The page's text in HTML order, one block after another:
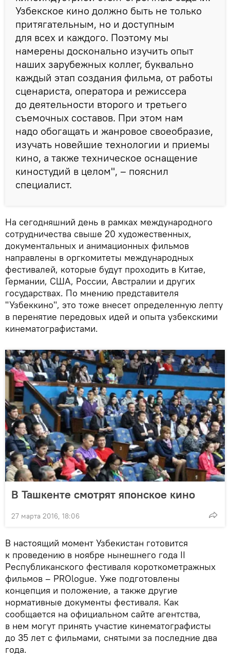
Узбекское кино должно быть не только
притягательным, но и доступным
для всех и каждого. Поэтому мы
намерены досконально изучить опыт
наших зарубежных коллег, буквально
каждый этап создания фильма, от работы
сценариста, оператора и режиссера
до деятельности второго и третьего
съемочных составов. При этом нам
надо обогащать и жанровое своеобразие,
изучать новейшие технологии и приемы
кино, а также техническое оснащение
киностудий в целом", – пояснил
специалист.
На сегодняшний день в рамках международного
сотрудничества свыше 20 художественных,
документальных и анимационных фильмов
направлены в оргкомитеты международных
фестивалей, которые будут проходить в Китае,
Германии, США, России, Австралии и других
государствах. По мнению представителя
"Узбеккино", это тоже внесет определенную лепту
в перенятие передовых идей и опыта узбекскими
кинематографистами.
В Ташкенте смотрят японское кино
27 марта 2016, 18:06
В настоящий момент Узбекистан готовится
к проведению в ноябре нынешнего года II
Республиканского фестиваля короткометражных
фильмов – PROlogue. Уже подготовлены
концепция и положение, а также другие
нормативные документы фестиваля. Как
сообщается на официальном сайте агентства,
в нем могут принять участие кинематографисты
до 35 лет с фильмами, снятыми за последние два
года.